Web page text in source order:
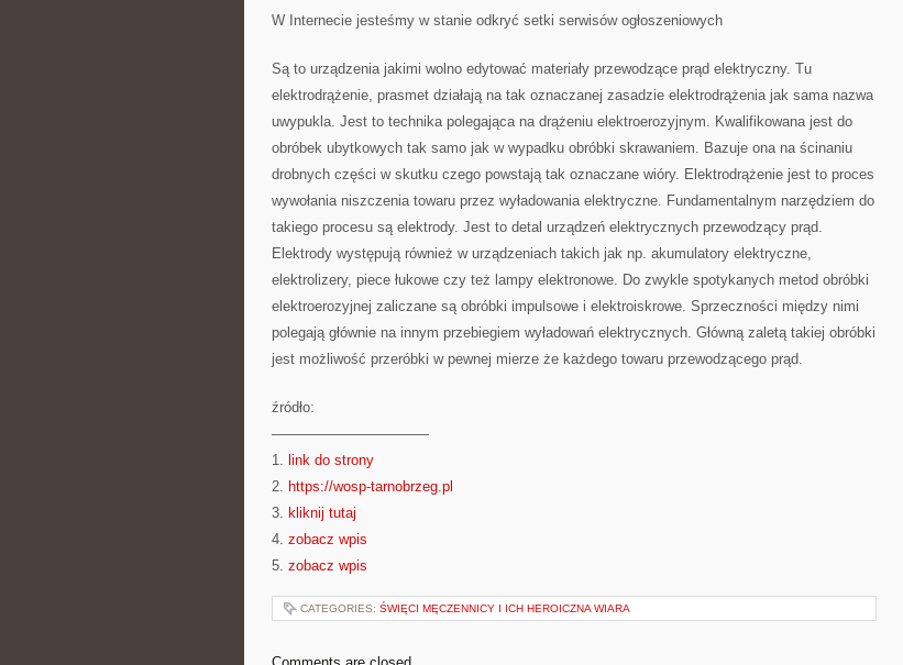
W Internecie jesteśmy w stanie odkryć setki serwisów ogłoszeniowych
Są to urządzenia jakimi wolno edytować materiały przewodzące prąd elektryczny. Tu
elektrodrążenie, prasmet działają na tak oznaczanej zasadzie elektrodrążenia jak sama nazwa
uwypukla. Jest to technika polegająca na drążeniu elektroerozyjnym. Kwalifikowana jest do
obróbek ubytkowych tak samo jak w wypadku obróbki skrawaniem. Bazuje ona na ścinaniu
drobnych części w skutku czego powstają tak oznaczane wióry. Elektrodrążenie jest to proces
wywołania niszczenia towaru przez wyładowania elektryczne. Fundamentalnym narzędziem do
takiego procesu są elektrody. Jest to detal urządzeń elektrycznych przewodzący prąd.
Elektrody występują również w urządzeniach takich jak np. akumulatory elektryczne,
elektrolizery, piece łukowe czy też lampy elektronowe. Do zwykle spotykanych metod obróbki
elektroerozyjnej zaliczane są obróbki impulsowe i elektroiskrowe. Sprzeczności między nimi
polegają głównie na innym przebiegiem wyładowań elektrycznych. Główną zaletą takiej obróbki
jest możliwość przeróbki w pewnej mierze że każdego towaru przewodzącego prąd.
źródło:
———————————
1. link do strony
2. https://wosp-tarnobrzeg.pl
3. kliknij tutaj
4. zobacz wpis
5. zobacz wpis
CATEGORIES: ŚWIĘCI MĘCZENNICY I ICH HEROICZNA WIARA